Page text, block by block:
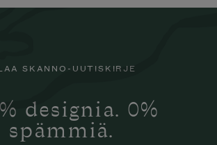
SKANNO-UUTISKIRJE
designia. 0%
spämmiä.